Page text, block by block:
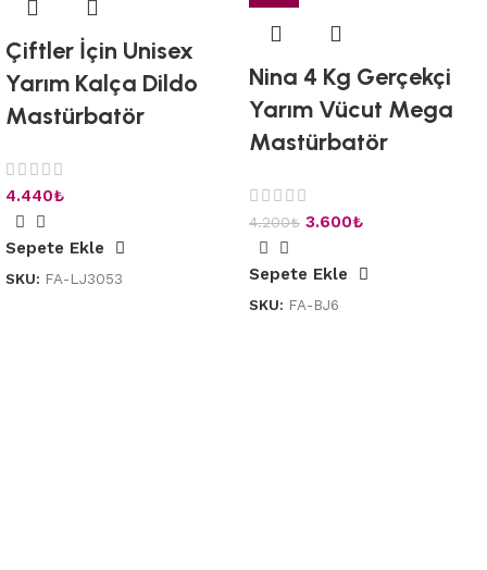
Çiftler İçin Unisex
Yarım Kalça Dildo
Mastürbatör
4.440₺
Sepete Ekle
SKU: FA-LJ3053
Nina 4 Kg Gerçekçi
Yarım Vücut Mega
Mastürbatör
4.200₺ 3.600₺
Sepete Ekle
SKU: FA-BJ6